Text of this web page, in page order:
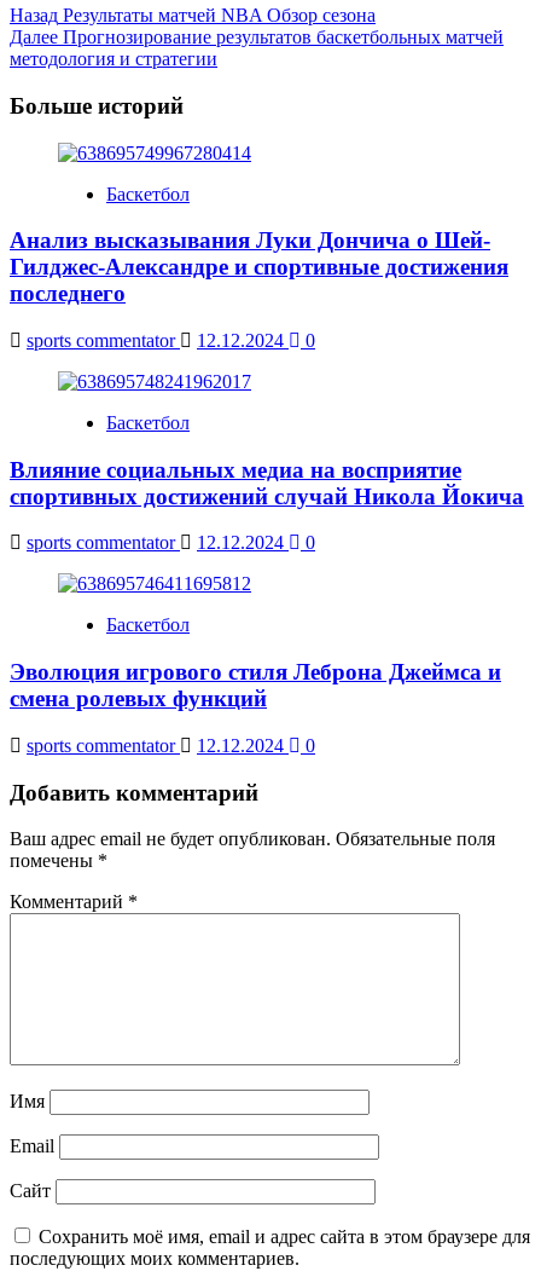
Post
Navigation
Назад Результаты матчей NBA Обзор сезона
Далее Прогнозирование результатов баскетбольных матчей
методология и стратегии
Больше историй
Баскетбол
Анализ высказывания Луки Дончича о Шей-
Гилджес-Александре и спортивные достижения
последнего
sports commentator 12.12.2024 0
Баскетбол
Влияние социальных медиа на восприятие
спортивных достижений случай Никола Йокича
sports commentator 12.12.2024 0
Баскетбол
Эволюция игрового стиля Леброна Джеймса и
смена ролевых функций
sports commentator 12.12.2024 0
Добавить комментарий
Ваш адрес email не будет опубликован. Обязательные поля
помечены *
Комментарий *
Имя
Email
Сайт
Сохранить моё имя, email и адрес сайта в этом браузере для
последующих моих комментариев.